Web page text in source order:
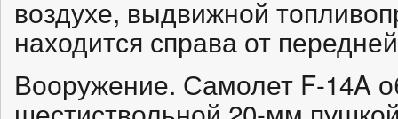
воздухе, выдвижной
находится справа от
Вооружение. Самолет F-14A